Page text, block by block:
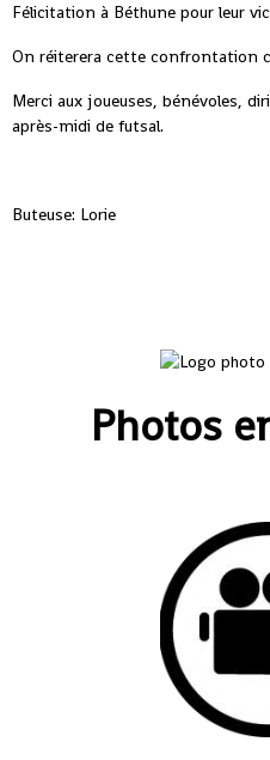
Félicitation à Béthune pour leur
On réiterera cette confrontation
Merci aux joueuses, bénévoles,
après-midi de futsal.
Buteuse: Lorie
Photos